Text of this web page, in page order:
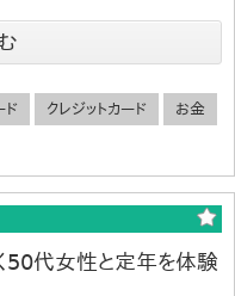
ド クレジットカード お金
50代女性と定年を体験